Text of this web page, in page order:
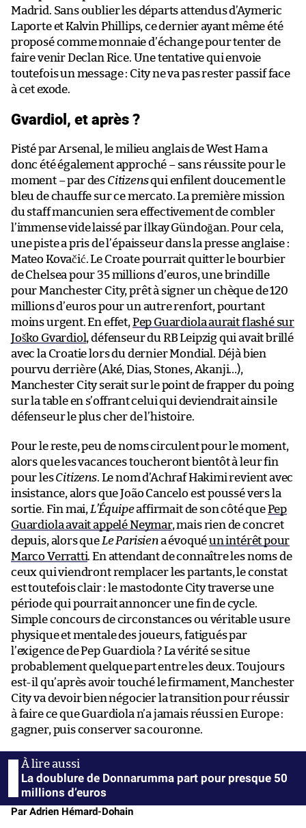
Madrid. Sans oublier les départs attendus d’Aymeric
Laporte et Kalvin Phillips, ce dernier ayant même été
proposé comme monnaie d’échange pour tenter de
faire venir Declan Rice. Une tentative qui envoie
toutefois un message : City ne va pas rester passif face
à cet exode.
Gvardiol, et après ?
Pisté par Arsenal, le milieu anglais de West Ham a
donc été également approché – sans réussite pour le
moment – par des Citizensqui enfilent doucement le
bleu de chauffe sur ce mercato. La première mission
du staff mancunien sera effectivement de combler
l’immense vide laissé par İlkay Gündoğan. Pour cela,
une piste a pris de l’épaisseur dans la presse anglaise :
Mateo Kovačić. Le Croate pourrait quitter le bourbier
de Chelsea pour 35 millions d’euros, une brindille
pour Manchester City, prêt à signer un chèque de 120
millions d’euros pour un autre renfort, pourtant
moins urgent. En effet, Pep Guardiola aurait flashé sur
Joško Gvardiol, défenseur du RB Leipzig qui avait brillé
avec la Croatie lors du dernier Mondial. Déjà bien
pourvu derrière (Aké, Dias, Stones, Akanji…),
Manchester City serait sur le point de frapper du poing
sur la table en s’offrant celui qui deviendrait ainsi le
défenseur le plus cher de l’histoire.
Pour le reste, peu de noms circulent pour le moment,
alors que les vacances toucheront bientôt à leur fin
pour lesCitizens. Le nom d’Achraf Hakimi revient avec
insistance, alors que João Cancelo est poussé vers la
sortie. Fin mai, L’Équipeaffirmait de son côté quePep
Guardiola avait appelé Neymar, mais rien de concret
depuis, alors que Le Parisiena évoquéun intérêt pour
Marco Verratti. En attendant de connaître les noms de
ceux qui viendront remplacer les partants, le constat
est toutefois clair : le mastodonte City traverse une
période qui pourrait annoncer une fin de cycle.
Simple concours de circonstances ou véritable usure
physique et mentale des joueurs, fatigués par
l’exigence de Pep Guardiola ? La vérité se situe
probablement quelque part entre les deux. Toujours
est-il qu’après avoir touché le firmament, Manchester
City va devoir bien négocier la transition pour réussir
à faire ce que Guardiola n’a jamais réussi en Europe :
gagner, puis conserver sa couronne.
La doublure de Donnarumma part pour presque 50
millions d’euros
Par Adrien Hémard-Dohain